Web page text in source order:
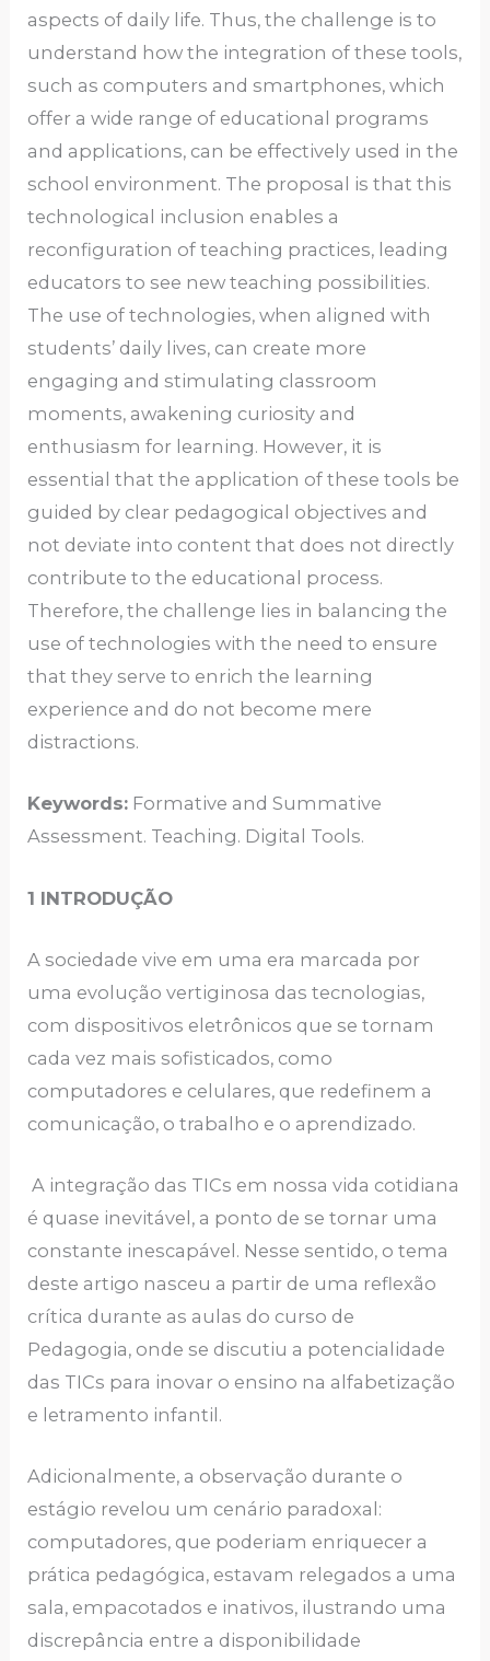
aspects of daily life. Thus, the challenge is to
understand how the integration of these tools,
such as computers and smartphones, which
offer a wide range of educational programs
and applications, can be effectively used in the
school environment. The proposal is that this
technological inclusion enables a
reconfiguration of teaching practices, leading
educators to see new teaching possibilities.
The use of technologies, when aligned with
students’ daily lives, can create more
engaging and stimulating classroom
moments, awakening curiosity and
enthusiasm for learning. However, it is
essential that the application of these tools be
guided by clear pedagogical objectives and
not deviate into content that does not directly
contribute to the educational process.
Therefore, the challenge lies in balancing the
use of technologies with the need to ensure
that they serve to enrich the learning
experience and do not become mere
distractions.
Keywords: Formative and Summative
Assessment. Teaching. Digital Tools.
1 INTRODUÇÃO
A sociedade vive em uma era marcada por
uma evolução vertiginosa das tecnologias,
com dispositivos eletrônicos que se tornam
cada vez mais sofisticados, como
computadores e celulares, que redefinem a
comunicação, o trabalho e o aprendizado.
A integração das TICs em nossa vida cotidiana
é quase inevitável, a ponto de se tornar uma
constante inescapável. Nesse sentido, o tema
deste artigo nasceu a partir de uma reflexão
crítica durante as aulas do curso de
Pedagogia, onde se discutiu a potencialidade
das TICs para inovar o ensino na alfabetização
e letramento infantil.
Adicionalmente, a observação durante o
estágio revelou um cenário paradoxal:
computadores, que poderiam enriquecer a
prática pedagógica, estavam relegados a uma
sala, empacotados e inativos, ilustrando uma
discrepância entre a disponibilidade